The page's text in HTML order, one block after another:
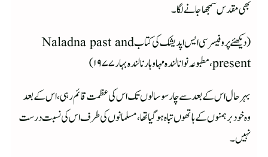
بھی مقدس سمجھا جانے لگا ۔
(دیکھئے پروفیسر سی ایس اپدیشک کی کتاب Naladna past and
present،مطبوعہ نوانالندہ مہاوہار نالندہ بہار۱۹۷۷)
بہر حال اس کے بعد سے چار سو سالوں تک اس کی عظمت قائم رہی ،اس کے بعد
وہ خود برہمنوں کے ہاتھوں تباہ ہوگیاتھا ،مسلمانوں کی طرف اس کی نسبت درست
نہیں ۔